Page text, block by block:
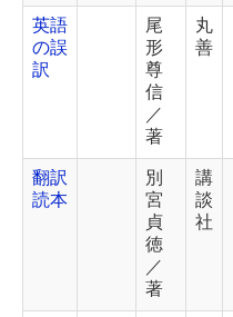
英語
の誤
訳
尾
形
尊
信
／
著
丸
善
翻訳
読本
別
宮
貞
徳
／
著
講
談
社